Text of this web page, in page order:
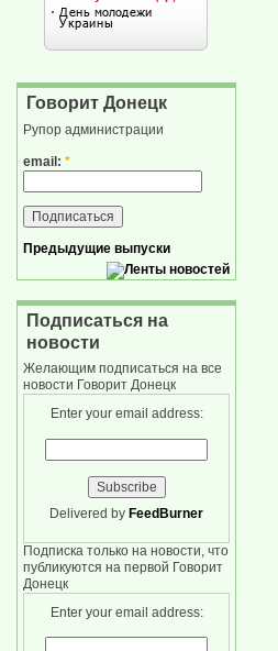
Говорит Донецк
Рупор администрации
email: *
Предыдущие выпуски
Подписаться на
новости
Желающим подписаться на все
новости Говорит Донецк
Enter your email address:
Delivered by FeedBurner
Подписка только на новости, что
публикуются на первой Говорит
Донецк
Enter your email address: